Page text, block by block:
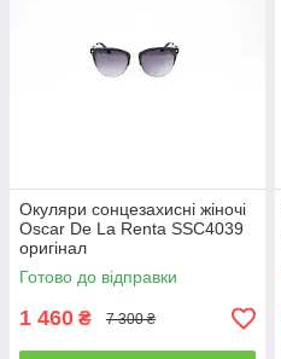
Окуляри сонцезахисні жіночі
Oscar De La Renta SSC4039
оригінал
Готово до відправки
1 460 ₴ 7 300 ₴